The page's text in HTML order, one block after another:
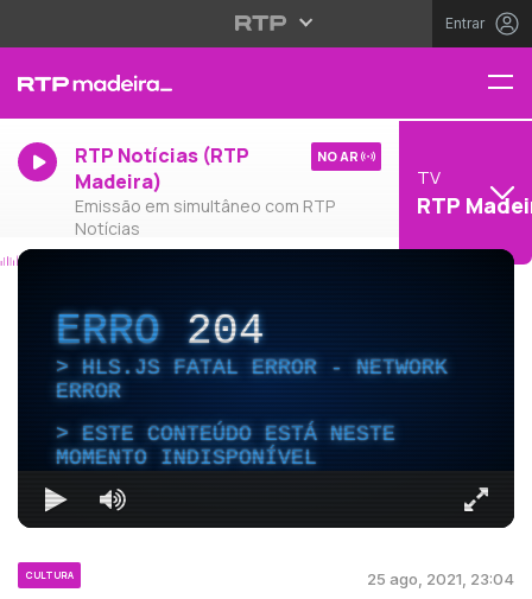
Entrar
RTP Notícias (RTP
Madeira)
Emissão em simultâneo com RTP
Notícias
NO AR
TV
RTP
ERRO204
HLS.JS FATAL ERROR - NETWORK
ERROR
ESTE CONTEÚDO ESTÁ NESTE
MOMENTO INDISPONÍVEL
CULTURA 25 ago, 2021, 23:04